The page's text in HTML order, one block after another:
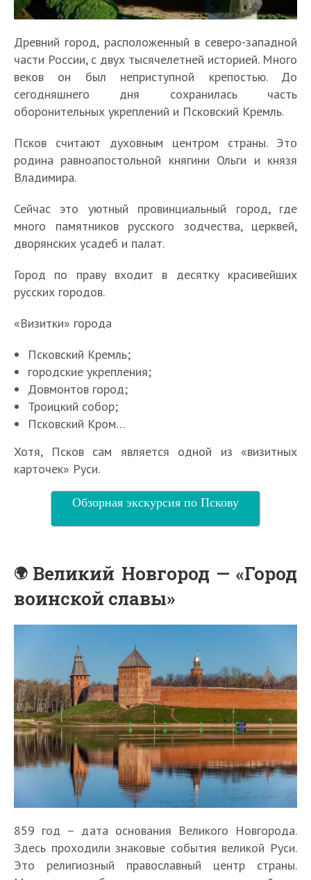
Древний город, расположенный в северо-западной
части России, с двух тысячелетней историей. Много
веков он был неприступной крепостью. До
сегодняшнего дня сохранилась часть
оборонительных укреплений и Псковский Кремль.
Псков считают духовным центром страны. Это
родина равноапостольной княгини Ольги и князя
Владимира.
Сейчас это уютный провинциальный город, где
много памятников русского зодчества, церквей,
дворянских усадеб и палат.
Город по праву входит в десятку красивейших
русских городов.
«Визитки» города
Псковский Кремль;
городские укрепления;
Довмонтов город;
Троицкий собор;
Псковский Кром…
Хотя, Псков сам является одной из «визитных
карточек» Руси.
Обзорная экскурсия по Пскову
Великий Новгород — «Город
воинской славы»
859 год – дата основания Великого Новгорода.
Здесь проходили знаковые события великой Руси.
Это религиозный православный центр страны.